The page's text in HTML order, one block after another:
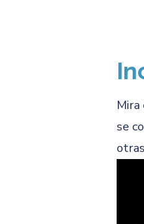
Mira
se